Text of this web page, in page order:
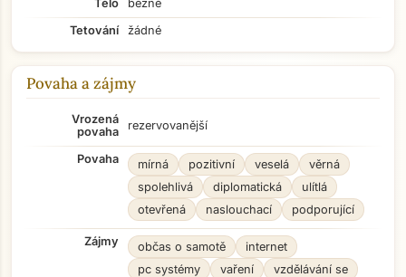
Tělo
běžné
Tetování
žádné
Povaha a zájmy
Vrozená
povaha
rezervovanější
Povaha mírná pozitivní veselá
věrná
spolehlivá
diplomatická
ulítlá
otevřená
naslouchací podporující
Zájmy občas o samotě
internet
pc systémy
vaření
vzdělávání se